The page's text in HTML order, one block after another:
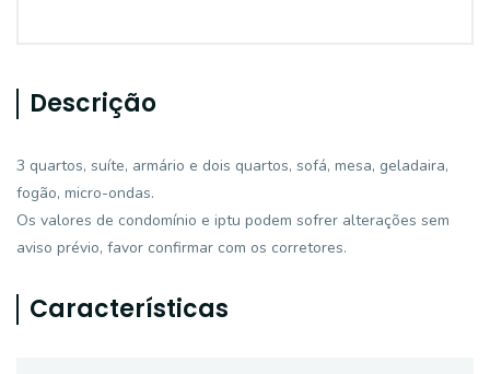
Descrição
3 quartos, suíte, armário e dois quartos, sofá, mesa, geladaira,
fogão, micro-ondas.
Os valores de condomínio e iptu podem sofrer alterações sem
aviso prévio, favor confirmar com os corretores.
Características